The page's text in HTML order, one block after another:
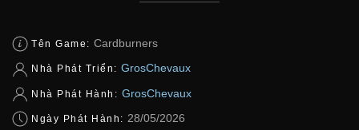
Tên Game: Cardburners
Nhà Phát Triển: GrosChevaux
Nhà Phát Hành: GrosChevaux
Ngày Phát Hành: 28/05/2026